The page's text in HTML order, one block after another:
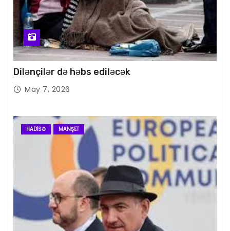
Dilənçilər də həbs ediləcək
May 7, 2026
HADISƏ MANŞET